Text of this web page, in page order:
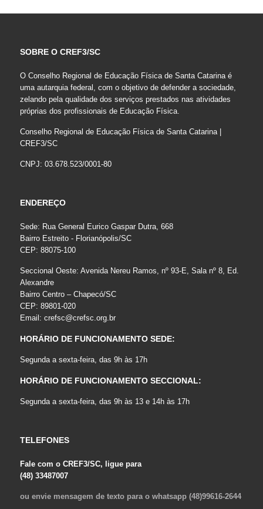
SOBRE O CREF3/SC
O Conselho Regional de Educação Física de Santa Catarina é
uma autarquia federal, com o objetivo de defender a sociedade,
zelando pela qualidade dos serviços prestados nas atividades
próprias dos profissionais de Educação Física.
Conselho Regional de Educação Física de Santa Catarina |
CREF3/SC
CNPJ: 03.678.523/0001-80
ENDEREÇO
Sede: Rua General Eurico Gaspar Dutra, 668
Bairro Estreito - Florianópolis/SC
CEP: 88075-100
Seccional Oeste: Avenida Nereu Ramos, nº 93-E, Sala nº 8, Ed.
Alexandre
Bairro Centro – Chapecó/SC
CEP: 89801-020
Email: crefsc@crefsc.org.br
HORÁRIO DE FUNCIONAMENTO SEDE:
Segunda a sexta-feira, das 9h às 17h
HORÁRIO DE FUNCIONAMENTO SECCIONAL:
Segunda a sexta-feira, das 9h às 13 e 14h às 17h
TELEFONES
Fale com o CREF3/SC, ligue para
(48) 33487007
ou envie mensagem de texto para o whatsapp (48)99616-2644